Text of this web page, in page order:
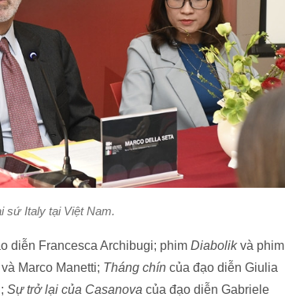
sứ Italy tại Việt Nam.
diễn Francesca Archibugi; phim Diabolikvà phim
Marco Manetti; Tháng chín của đạo diễn Giulia
Sự trở lại của Casanova của đạo diễn Gabriele